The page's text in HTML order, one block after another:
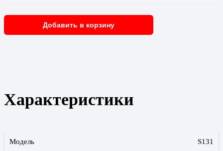
Добавить в корзину
Характеристики
Модель S131